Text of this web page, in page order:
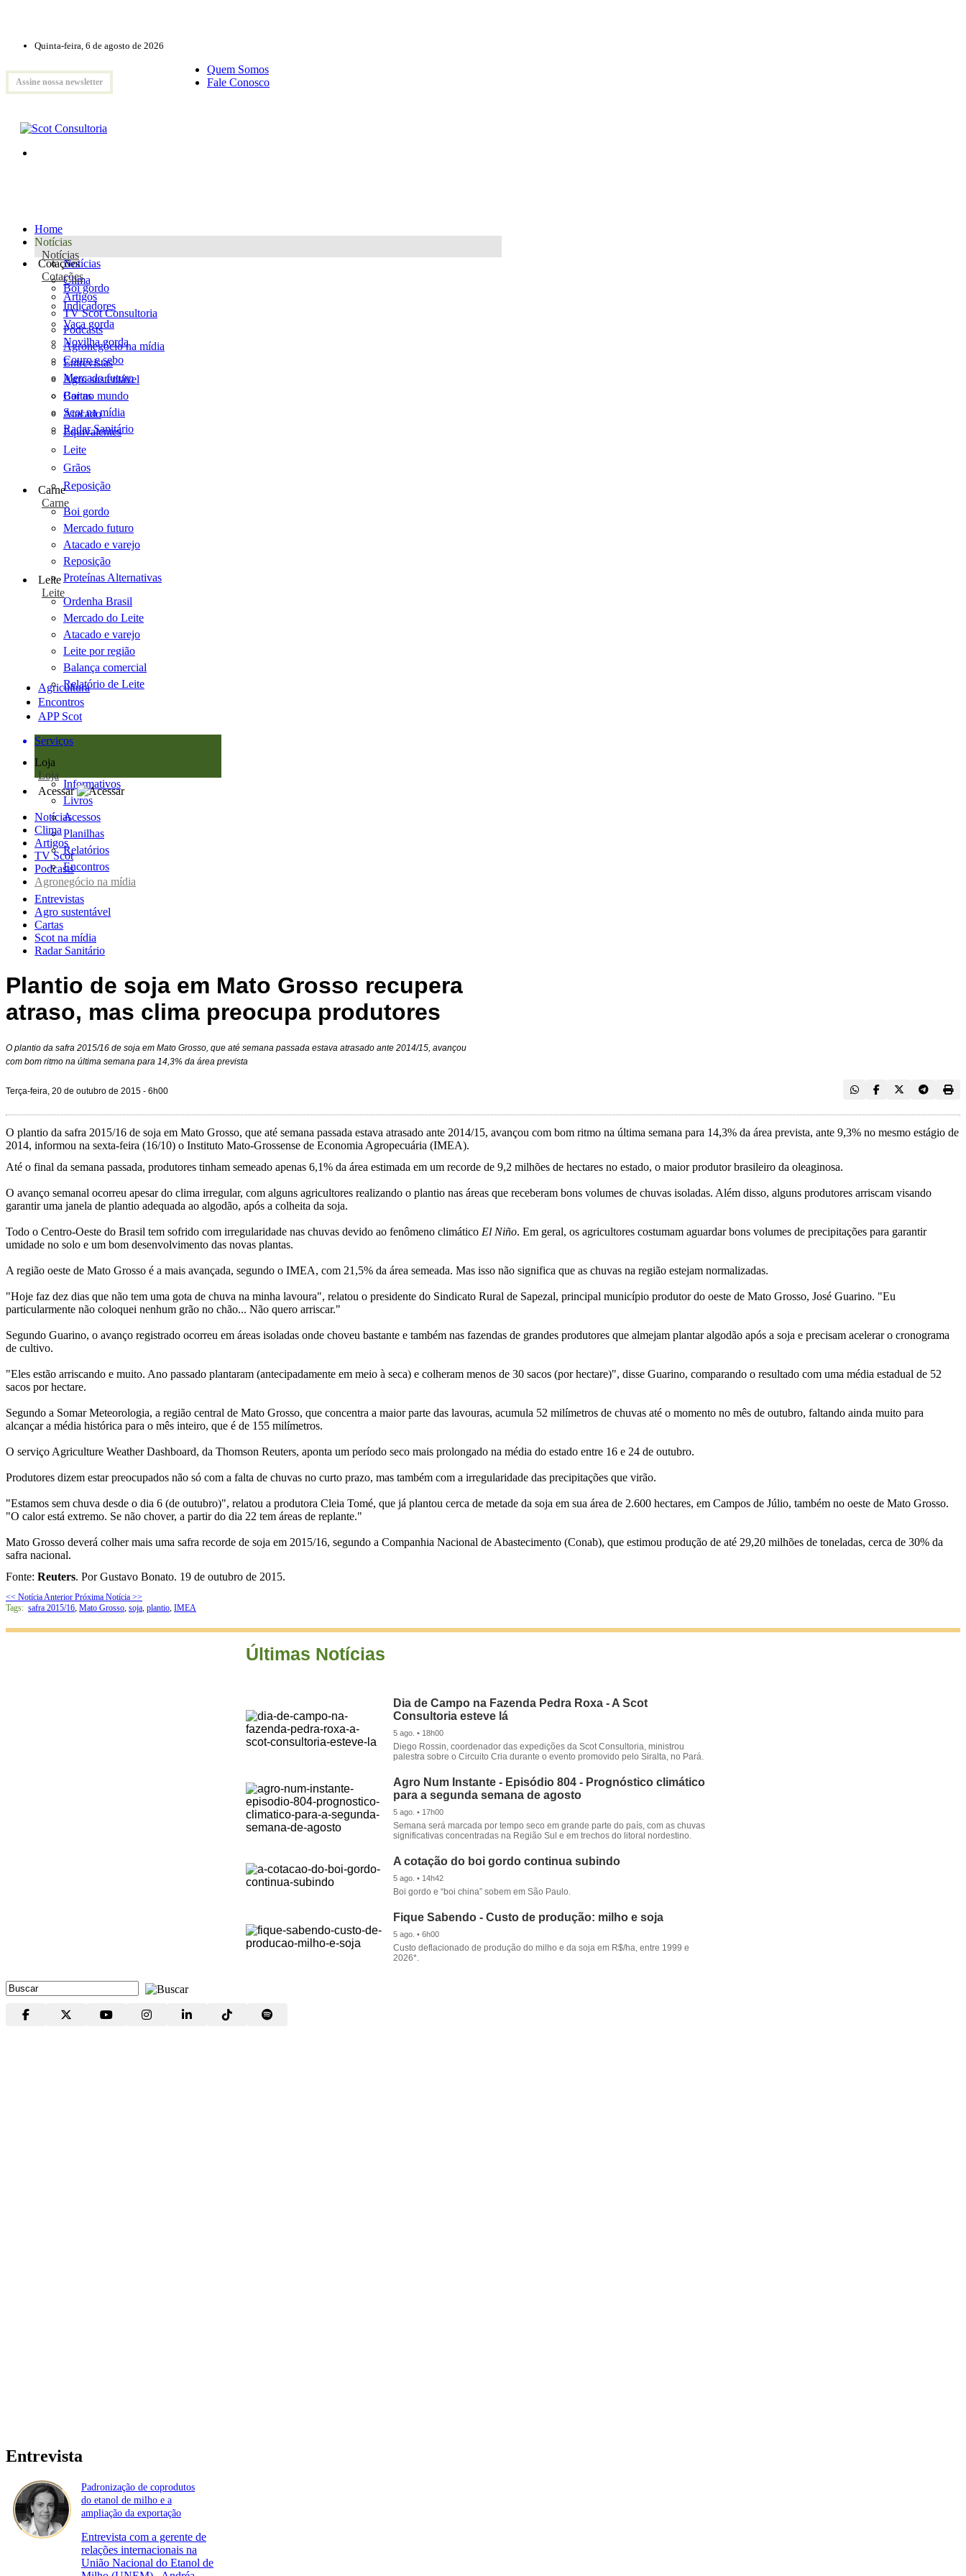
Quinta-feira, 6 de agosto de 2026
Assine nossa newsletter
Quem Somos
Fale Conosco
Home
Notícias
Notícias
Notícias
Clima
Artigos
TV Scot Consultoria
Podcasts
Agronegócio na mídia
Entrevistas
Agro sustentável
Cartas
Scot na mídia
Radar Sanitário
Cotações
Cotações
Boi gordo
Indicadores
Vaca gorda
Novilha gorda
Couro e sebo
Mercado futuro
Boi no mundo
Atacado
Equivalentes
Leite
Grãos
Reposição
Carne
Carne
Boi gordo
Mercado futuro
Atacado e varejo
Reposição
Proteínas Alternativas
Leite
Leite
Ordenha Brasil
Mercado do Leite
Atacado e varejo
Leite por região
Balança comercial
Relatório de Leite
Agricultura
Encontros
APP Scot
Serviços
Loja
Loja
Informativos
Livros
Acessos
Planilhas
Relatórios
Encontros
Acessar
Notícias
Clima
Artigos
TV Scot
Podcasts
Agronegócio na mídia
Entrevistas
Agro sustentável
Cartas
Scot na mídia
Radar Sanitário
Plantio de soja em Mato Grosso recupera
atraso, mas clima preocupa produtores
O plantio da safra 2015/16 de soja em Mato Grosso, que até semana passada estava atrasado ante 2014/15, avançou
com bom ritmo na última semana para 14,3% da área prevista
Terça-feira, 20 de outubro de 2015 - 6h00
O plantio da safra 2015/16 de soja em Mato Grosso, que até semana passada estava atrasado ante 2014/15, avançou com bom ritmo na última semana para 14,3% da área prevista, ante 9,3% no mesmo estágio de
2014, informou na sexta-feira (16/10) o Instituto Mato-Grossense de Economia Agropecuária (IMEA).
Até o final da semana passada, produtores tinham semeado apenas 6,1% da área estimada em um recorde de 9,2 milhões de hectares no estado, o maior produtor brasileiro da oleaginosa.
O avanço semanal ocorreu apesar do clima irregular, com alguns agricultores realizando o plantio nas áreas que receberam bons volumes de chuvas isoladas. Além disso, alguns produtores arriscam visando
garantir uma janela de plantio adequada ao algodão, após a colheita da soja.
Todo o Centro-Oeste do Brasil tem sofrido com irregularidade nas chuvas devido ao fenômeno climático El Niño. Em geral, os agricultores costumam aguardar bons volumes de precipitações para garantir
umidade no solo e um bom desenvolvimento das novas plantas.
A região oeste de Mato Grosso é a mais avançada, segundo o IMEA, com 21,5% da área semeada. Mas isso não significa que as chuvas na região estejam normalizadas.
"Hoje faz dez dias que não tem uma gota de chuva na minha lavoura", relatou o presidente do Sindicato Rural de Sapezal, principal município produtor do oeste de Mato Grosso, José Guarino. "Eu
particularmente não coloquei nenhum grão no chão... Não quero arriscar."
Segundo Guarino, o avanço registrado ocorreu em áreas isoladas onde choveu bastante e também nas fazendas de grandes produtores que almejam plantar algodão após a soja e precisam acelerar o cronograma
de cultivo.
"Eles estão arriscando e muito. Ano passado plantaram (antecipadamente em meio à seca) e colheram menos de 30 sacos (por hectare)", disse Guarino, comparando o resultado com uma média estadual de 52
sacos por hectare.
Segundo a Somar Meteorologia, a região central de Mato Grosso, que concentra a maior parte das lavouras, acumula 52 milímetros de chuvas até o momento no mês de outubro, faltando ainda muito para
alcançar a média histórica para o mês inteiro, que é de 155 milímetros.
O serviço Agriculture Weather Dashboard, da Thomson Reuters, aponta um período seco mais prolongado na média do estado entre 16 e 24 de outubro.
Produtores dizem estar preocupados não só com a falta de chuvas no curto prazo, mas também com a irregularidade das precipitações que virão.
"Estamos sem chuva desde o dia 6 (de outubro)", relatou a produtora Cleia Tomé, que já plantou cerca de metade da soja em sua área de 2.600 hectares, em Campos de Júlio, também no oeste de Mato Grosso.
"O calor está extremo. Se não chover, a partir do dia 22 tem áreas de replante."
Mato Grosso deverá colher mais uma safra recorde de soja em 2015/16, segundo a Companhia Nacional de Abastecimento (Conab), que estimou produção de até 29,20 milhões de toneladas, cerca de 30% da
safra nacional.
Fonte: Reuters. Por Gustavo Bonato. 19 de outubro de 2015.
<< Notícia Anterior Próxima Notícia >>
Tags: safra 2015/16, Mato Grosso, soja, plantio, IMEA
Últimas Notícias
Dia de Campo na Fazenda Pedra Roxa - A Scot
Consultoria esteve lá
5 ago. • 18h00
Diego Rossin, coordenador das expedições da Scot Consultoria, ministrou
palestra sobre o Circuito Cria durante o evento promovido pelo Siralta, no Pará.
Agro Num Instante - Episódio 804 - Prognóstico climático
para a segunda semana de agosto
5 ago. • 17h00
Semana será marcada por tempo seco em grande parte do país, com as chuvas
significativas concentradas na Região Sul e em trechos do litoral nordestino.
A cotação do boi gordo continua subindo
5 ago. • 14h42
Boi gordo e “boi china” sobem em São Paulo.
Fique Sabendo - Custo de produção: milho e soja
5 ago. • 6h00
Custo deflacionado de produção do milho e da soja em R$/ha, entre 1999 e
2026*.
Entrevista
Padronização de coprodutos
do etanol de milho e a
ampliação da exportação
Entrevista com a gerente de
relações internacionais na
União Nacional do Etanol de